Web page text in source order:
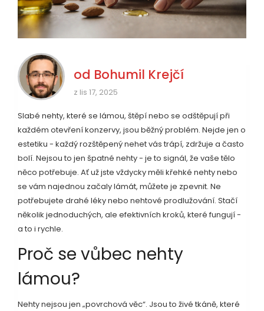
od Bohumil Krejčí
z lis 17, 2025
Slabé nehty, které se lámou, štěpí nebo se odštěpují při
každém otevření konzervy, jsou běžný problém. Nejde jen o
estetiku - každý rozštěpený nehet vás trápí, zdržuje a často
bolí. Nejsou to jen špatné nehty - je to signál, že vaše tělo
něco potřebuje. Ať už jste vždycky měli křehké nehty nebo
se vám najednou začaly lámát, můžete je zpevnit. Ne
potřebujete drahé léky nebo nehtové prodlužování. Stačí
několik jednoduchých, ale efektivních kroků, které fungují -
a to i rychle.
Proč se vůbec nehty
lámou?
Nehty nejsou jen „povrchová věc“. Jsou to živé tkáně, které